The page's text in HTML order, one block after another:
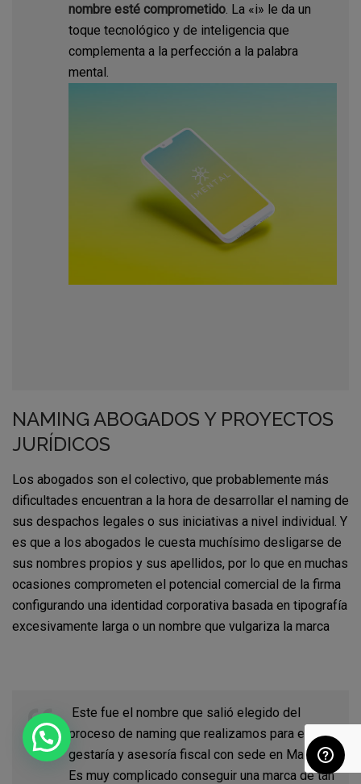
nombre esté comprometido. La «i» le da un
toque tecnológico y de inteligencia que
complementa a la perfección a la palabra
mental.
NAMING ABOGADOS Y PROYECTOS
JURÍDICOS
Los abogados son el colectivo, que probablemente más
dificultades encuentran a la hora de desarrollar el naming de
sus despachos legales o sus iniciativas a nivel individual. Y
es que a los abogados le cuesta muchísimo desligarse de
sus nombres propios y sus apellidos, por lo que en muchas
ocasiones comprometen el potencial comercial de la firma
configurando una identidad corporativa basada en tipografía
excesivamente larga o un nombre que vulgariza la marca
Este fue el nombre que salió elegido del
proceso de naming que realizamos para esta
gestaría y asesoría fiscal con sede en Mallorca.
Es muy complicado conseguir una marca de tan